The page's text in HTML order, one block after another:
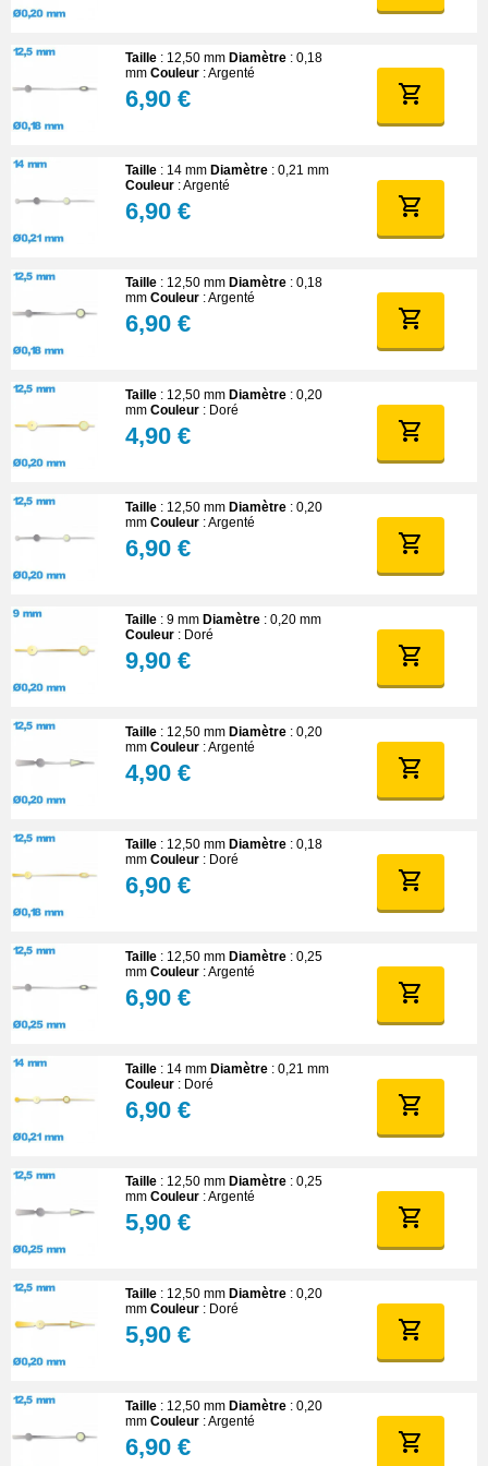
Taille : 12,50 mm Diamètre : 0,18
mm Couleur : Argenté
6,90 €
Taille : 14 mm Diamètre : 0,21 mm
Couleur : Argenté
6,90 €
Taille : 12,50 mm Diamètre : 0,18
mm Couleur : Argenté
6,90 €
Taille : 12,50 mm Diamètre : 0,20
mm Couleur : Doré
4,90 €
Taille : 12,50 mm Diamètre : 0,20
mm Couleur : Argenté
6,90 €
Taille : 9 mm Diamètre : 0,20 mm
Couleur : Doré
9,90 €
Taille : 12,50 mm Diamètre : 0,20
mm Couleur : Argenté
4,90 €
Taille : 12,50 mm Diamètre : 0,18
mm Couleur : Doré
6,90 €
Taille : 12,50 mm Diamètre : 0,25
mm Couleur : Argenté
6,90 €
Taille : 14 mm Diamètre : 0,21 mm
Couleur : Doré
6,90 €
Taille : 12,50 mm Diamètre : 0,25
mm Couleur : Argenté
5,90 €
Taille : 12,50 mm Diamètre : 0,20
mm Couleur : Doré
5,90 €
Taille : 12,50 mm Diamètre : 0,20
mm Couleur : Argenté
6,90 €